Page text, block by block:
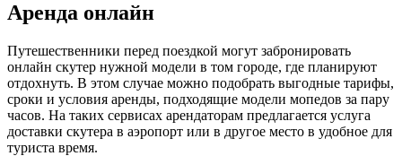
Аренда онлайн
Путешественники перед поездкой могут забронировать
онлайн скутер нужной модели в том городе, где планируют
отдохнуть. В этом случае можно подобрать выгодные тарифы,
сроки и условия аренды, подходящие модели мопедов за пару
часов. На таких сервисах арендаторам предлагается услуга
доставки скутера в аэропорт или в другое место в удобное для
туриста время.